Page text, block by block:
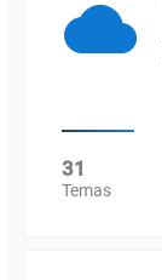
31
Temas